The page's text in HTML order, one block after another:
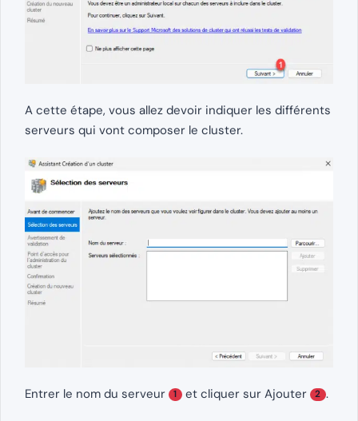
A cette étape, vous allez devoir indiquer les différents
serveurs qui vont composer le cluster.
Entrer le nom du serveur 1 et cliquer sur Ajouter 2 .